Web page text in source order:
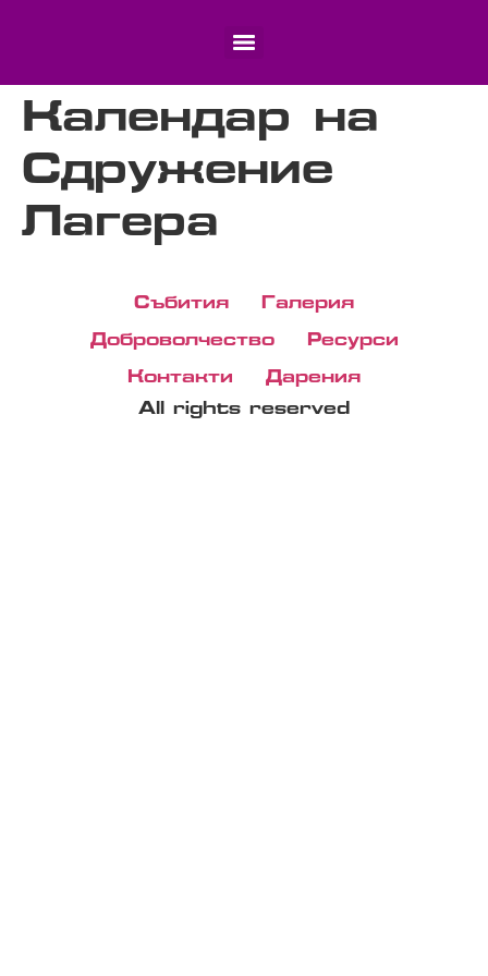
Календар на
Сдружение
Лагера
Събития Галерия
Доброволчество Ресурси
Контакти Дарения
All rights reserved